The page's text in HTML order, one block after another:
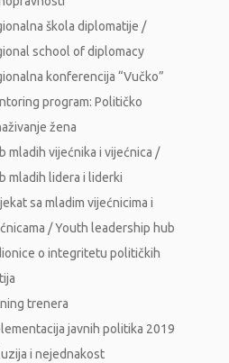
škola diplomatije /
school of diplomacy
konferencija “Vučko”
program: Političko
žena
mladih vijećnika i vijećnica /
mladih lidera i liderki
sa mladim vijećnicima i
/ Youth leadership hub
o integritetu političkih
trenera
javnih politika 2019
i nejednakost